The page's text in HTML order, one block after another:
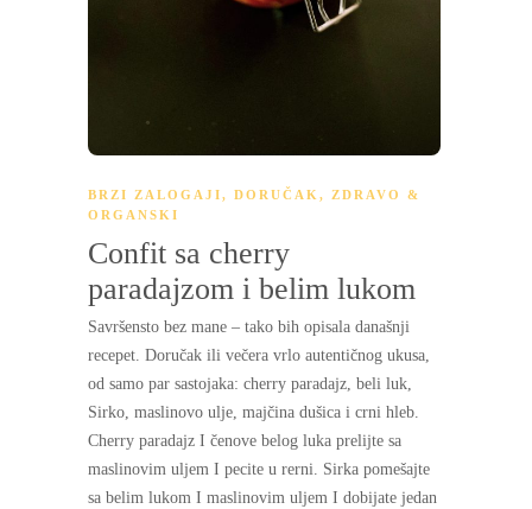
BRZI ZALOGAJI, DORUČAK, ZDRAVO &
ORGANSKI
Confit sa cherry
paradajzom i belim lukom
Savršensto bez mane – tako bih opisala današnji
recepet. Doručak ili večera vrlo autentičnog ukusa,
od samo par sastojaka: cherry paradajz, beli luk,
Sirko, maslinovo ulje, majčina dušica i crni hleb.
Cherry paradajz I čenove belog luka prelijte sa
maslinovim uljem I pecite u rerni. Sirka pomešajte
sa belim lukom I maslinovim uljem I dobijate jedan